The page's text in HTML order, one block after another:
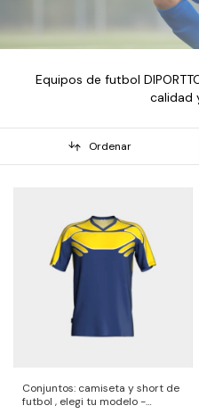
Equipos de futbol
calidad
Ordenar
Conjuntos: camiseta y short de
futbol , elegi tu modelo -